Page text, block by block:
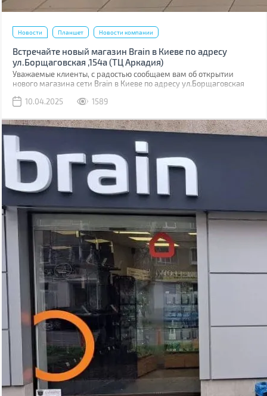
Новости Планшет Новости компании
Встречайте новый магазин Brain в Киеве по адресу
ул.Борщаговская ,154а (ТЦ Аркадия)
Уважаемые клиенты, с радостью сообщаем вам об открытии
нового магазина сети Brain в Киеве по адресу ул.Борщаговская
10.04.2025
1589